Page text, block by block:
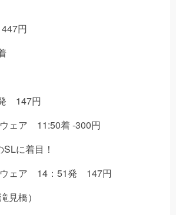
円
147円
ェア 11:50着 -300円
に着目！
ウェア 14：51発 147円
見橋）